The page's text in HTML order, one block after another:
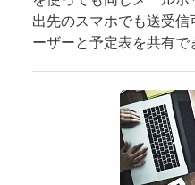
出先のスマホでも送受
ーザーと予定表を共有で